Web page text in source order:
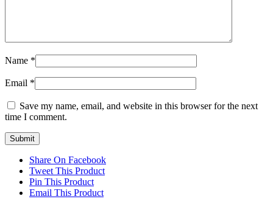
Name *
Email *
Save my name, email, and website in this browser for the next
time I comment.
Share On Facebook
Tweet This Product
Pin This Product
Email This Product